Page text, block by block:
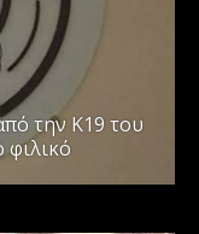
την Κ19 του